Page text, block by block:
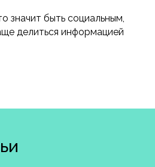
значит быть социальным,
делиться информацией